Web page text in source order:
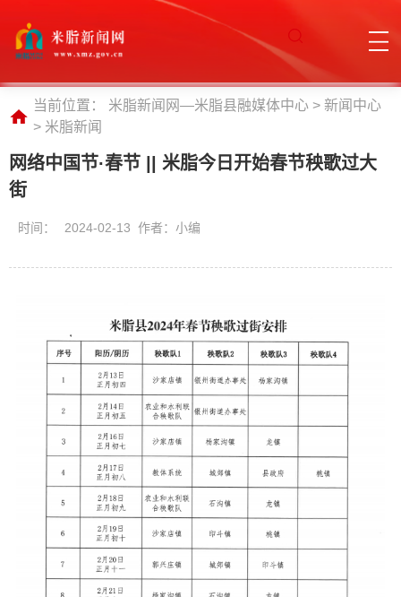
当前位置： 米脂新闻网—米脂县融媒体中心 > 新闻中心
> 米脂新闻
网络中国节·春节 || 米脂今日开始春节秧歌过大
街
时间： 2024-02-13 作者：小编